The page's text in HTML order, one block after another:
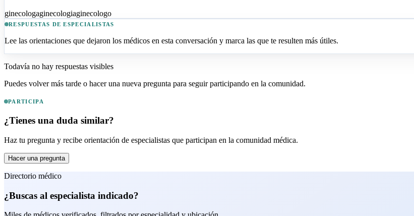
ginecologaginecologiaginecologo
RESPUESTAS DE ESPECIALISTAS
Lee las orientaciones que dejaron los médicos en esta conversación y marca las que te resulten más útiles.
Todavía no hay respuestas visibles
Puedes volver más tarde o hacer una nueva pregunta para seguir participando en la comunidad.
PARTICIPA
¿Tienes una duda similar?
Haz tu pregunta y recibe orientación de especialistas que participan en la comunidad médica.
Hacer una pregunta
Directorio médico
¿Buscas al especialista indicado?